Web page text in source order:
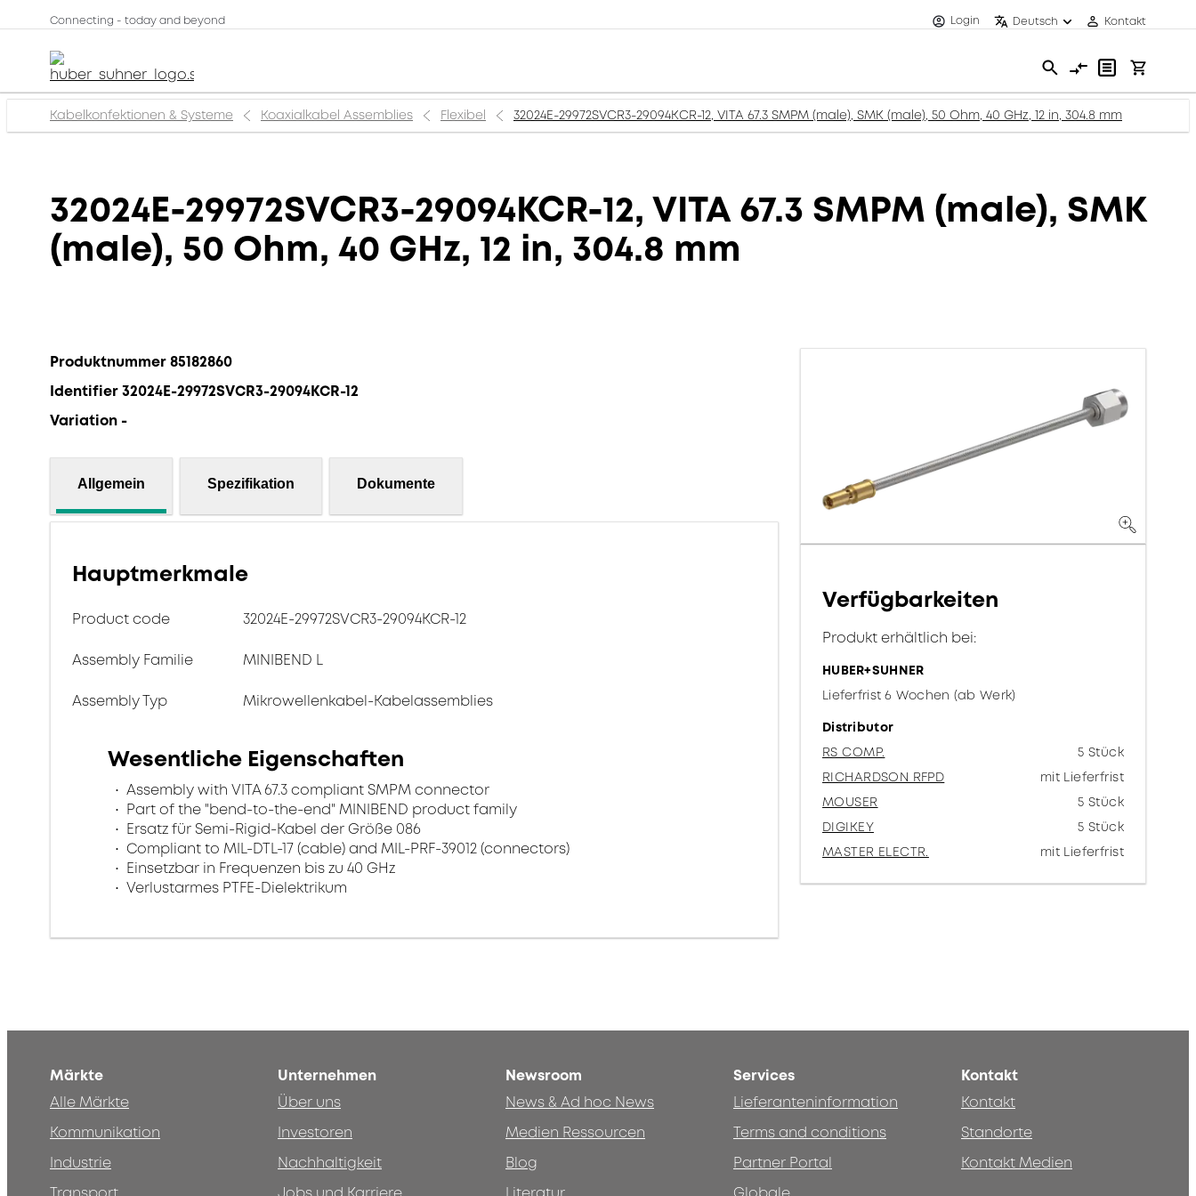
Connecting - today and beyond Login Deutsch Kontakt
Kabelkonfektionen & Systeme Koaxialkabel Assemblies Flexibel 32024E-29972SVCR3-29094KCR-12, VITA 67.3 SMPM (male), SMK (male), 50 Ohm, 40 GHz, 12 in, 304.8 mm
32024E-29972SVCR3-29094KCR-12, VITA 67.3 SMPM (male), SMK
(male), 50 Ohm, 40 GHz, 12 in, 304.8 mm
Produktnummer 85182860
Identifier 32024E-29972SVCR3-29094KCR-12
Variation -
Allgemein Spezifikation Dokumente
Hauptmerkmale
Product code 32024E-29972SVCR3-29094KCR-12
Assembly Familie MINIBEND L
Assembly Typ Mikrowellenkabel-Kabelassemblies
Wesentliche Eigenschaften
Assembly with VITA 67.3 compliant SMPM connector
Part of the "bend-to-the-end" MINIBEND product family
Ersatz für Semi-Rigid-Kabel der Größe 086
Compliant to MIL-DTL-17 (cable) and MIL-PRF-39012 (connectors)
Einsetzbar in Frequenzen bis zu 40 GHz
Verlustarmes PTFE-Dielektrikum
Verfügbarkeiten
Produkt erhältlich bei:
HUBER+SUHNER
Lieferfrist 6 Wochen (ab Werk)
Distributor
RS COMP.
5 Stück
RICHARDSON RFPD
mit Lieferfrist
MOUSER
5 Stück
DIGIKEY
5 Stück
MASTER ELECTR.
mit Lieferfrist
Märkte
Alle Märkte
Kommunikation
Industrie
Unternehmen
Über uns
Investoren
Nachhaltigkeit
Newsroom
News & Ad hoc News
Medien Ressourcen
Blog
Services
Lieferanteninformation
Terms and conditions
Partner Portal
Kontakt
Kontakt
Standorte
Kontakt Medien